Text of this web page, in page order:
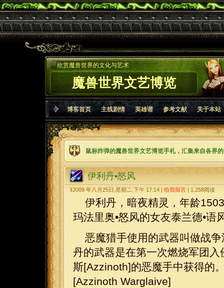
魔兽世界文艺博览
欣赏魔兽世界的文化与艺术
博客首页 主线剧情 英雄谱 参考文献 关于本站
鼠标炸弹的魔兽世界文艺博览手札，汇集来自各界
伊利丹•怒风
‖2009 年八月25日,星期二,下午 17:14 | 给我留言 1,258阅读
伊利丹，暗夜精灵，年龄
玛法里奥•怒风的女友泰兰德•语
恶魔猎手使用的武器叫做战
丹的武器是在第一次燃烧军团
斯[Azzinoth]的恶魔手中获得的
[Azzinoth Warglaive]